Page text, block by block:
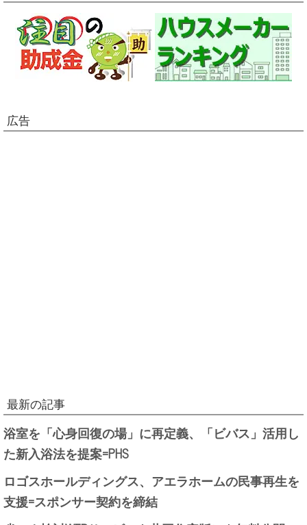
広告
最新の記事
浴室を「心身回復の場」に再定義、「ビバス」活用し
た新入浴法を提案=PHS
ロゴスホールディングス、アエラホームの民事再生を
支援=スポンサー契約を締結